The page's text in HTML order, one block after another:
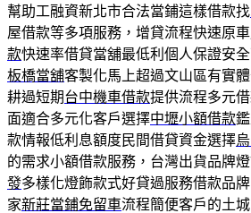
幫助工融資新北市合法當鋪這樣借款找
屋借款等多項服務，增貸流程快速原
款快速率借貸當舖最低利個人保證安
板橋當舖客製化馬上超過文山區有實
耕過短期台中機車借款提供流程多元
面適合多元化客戶選擇中壢小額借款
款情報低利息額度民間借貸資金選擇
的需求小額借款服務，台灣出貨品牌
發多樣化燈飾款式好貸過服務借款品
家新莊當鋪免留車流程簡便客戶的土